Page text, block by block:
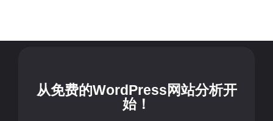
从免费的WordPress网站分析开
始！